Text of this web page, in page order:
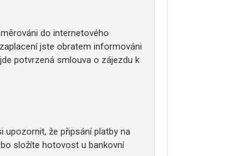
do internetového
jste obratem informováni
potvrzená smlouva o zájezdu k
upozornit, že připsání platby na
složíte hotovost u bankovní